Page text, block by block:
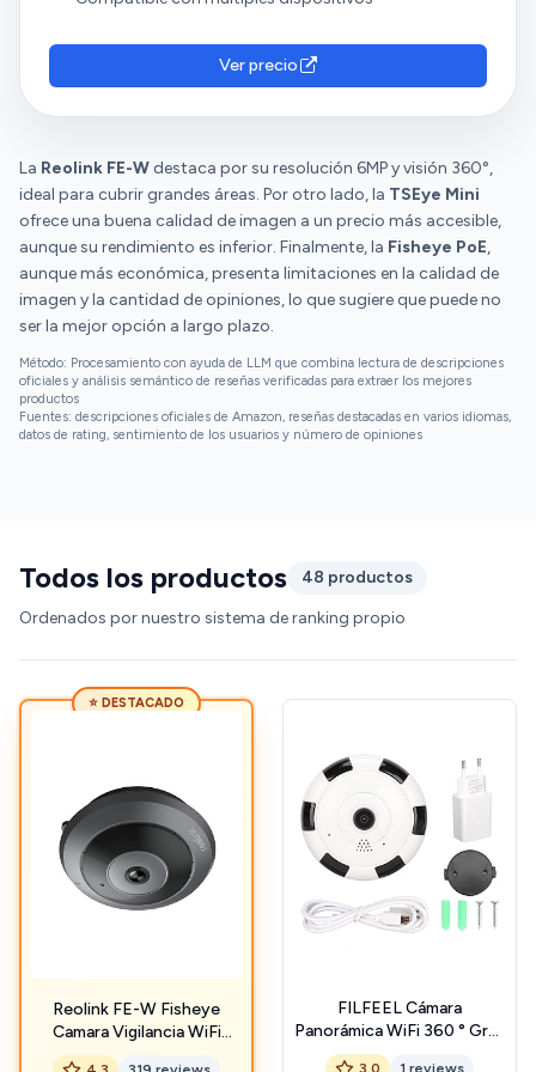
Ver precio
La Reolink FE-W destaca por su resolución 6MP y visión 360°,
ideal para cubrir grandes áreas. Por otro lado, la TSEye Mini
ofrece una buena calidad de imagen a un precio más accesible,
aunque su rendimiento es inferior. Finalmente, la Fisheye PoE,
aunque más económica, presenta limitaciones en la calidad de
imagen y la cantidad de opiniones, lo que sugiere que puede no
ser la mejor opción a largo plazo.
Método: Procesamiento con ayuda de LLM que combina lectura de descripciones
oficiales y análisis semántico de reseñas verificadas para extraer los mejores
productos
Fuentes: descripciones oficiales de Amazon, reseñas destacadas en varios idiomas,
datos de rating, sentimiento de los usuarios y número de opiniones
Todos los productos
48 productos
Ordenados por nuestro sistema de ranking propio
⭐ DESTACADO
Reolink FE-W Fisheye
Camara Vigilancia WiFi
Interior - 2K+ 6MP 360°
FILFEEL Cámara
Panorámica WiFi 360 ° Gran
Angular Fisheye Cámara
3.0 1 reviews